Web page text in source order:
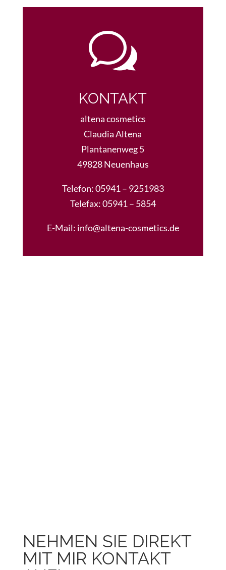
w
KONTAKT
altena cosmetics
Claudia Altena
Plantanenweg 5
49828 Neuenhaus
Telefon:05941 – 9251983
Telefax:05941 – 5854
E-Mail: info@altena-cosmetics.de
NEHMEN SIE DIREKT
MIT MIR KONTAKT